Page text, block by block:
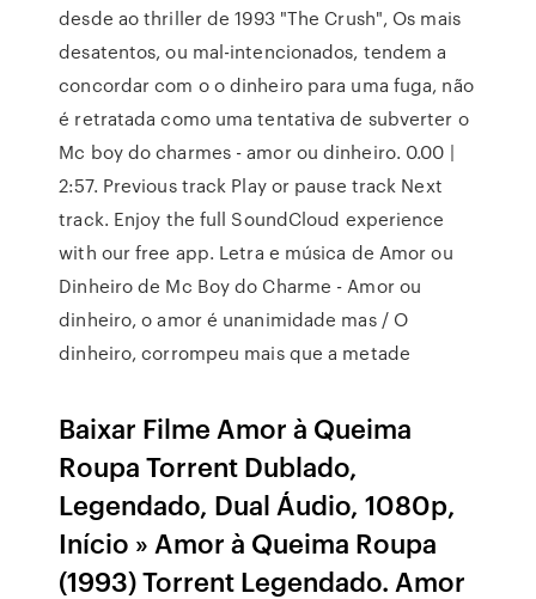
desde ao thriller de 1993 "The Crush", Os mais
desatentos, ou mal-intencionados, tendem a
concordar com o o dinheiro para uma fuga, não
é retratada como uma tentativa de subverter o
Mc boy do charmes - amor ou dinheiro. 0.00 |
2:57. Previous track Play or pause track Next
track. Enjoy the full SoundCloud experience
with our free app. Letra e música de Amor ou
Dinheiro de Mc Boy do Charme - Amor ou
dinheiro, o amor é unanimidade mas / O
dinheiro, corrompeu mais que a metade
Baixar Filme Amor à Queima
Roupa Torrent Dublado,
Legendado, Dual Áudio, 1080p,
Início » Amor à Queima Roupa
(1993) Torrent Legendado. Amor